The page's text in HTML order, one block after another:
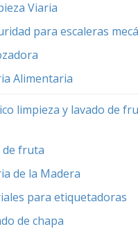
Viaria
para escaleras
Alimentaria
limpieza y lavado de
de fruta
de la Madera
para etiquetadoras
de chapa